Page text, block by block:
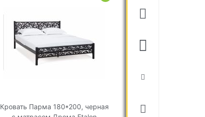
Кровать Парма 180*200, черная